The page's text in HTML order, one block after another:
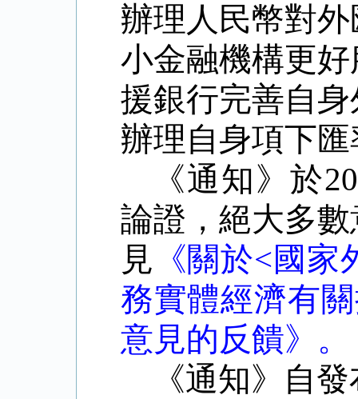
辦理人民幣對
小金融機構更
援銀行完善自
辦理自身項下
《通知》 於
論證，絕大多
見 《關於<國
務實體經濟有
意見的反饋》 。
《通知》自